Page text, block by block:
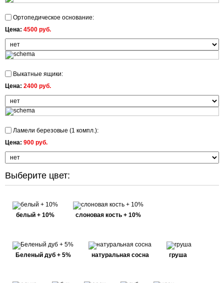
Ортопедическое основание:
Цена: 4500 руб.
Выкатные ящики:
Цена: 2400 руб.
Ламели березовые (1 компл.):
Цена: 900 руб.
Выберите цвет:
белый + 10% слоновая кость + 10%
Беленый дуб + 5% натуральная сосна груша